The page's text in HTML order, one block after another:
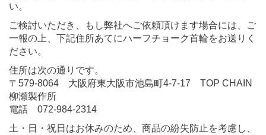
い。
ご検討いただき、もし弊社へご依頼頂けます場合には、ご
一報の上、下記住所あてにハーフチョーク首輪をお送りく
ださい。
住所は次の通りです。
〒579-8064 大阪府東大阪市池島町4-7-17 TOP CHAIN
柳瀬製作所
電話 072-984-2314
土・日・祝日はお休みのため、商品の紛失防止を考慮し、